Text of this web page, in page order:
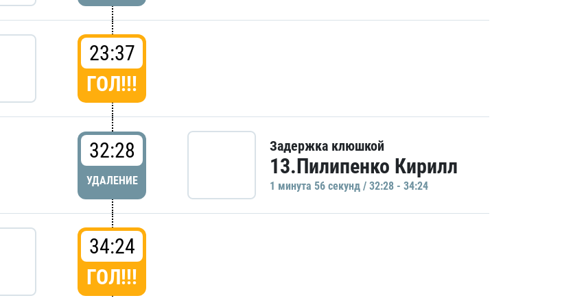
23:37
ГОЛ!!!
32:28
УДАЛЕНИЕ
Задержка клюшкой
13.Пилипенко Кирилл
1 минутa 56 секунд / 32:28 - 34:24
34:24
ГОЛ!!!